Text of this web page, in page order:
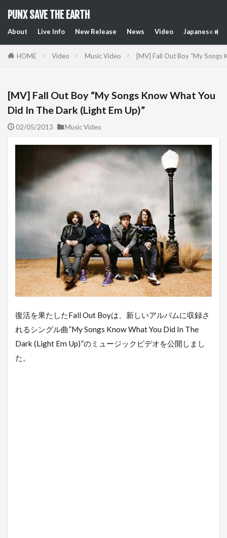
PUNX SAVE THE EARTH
About Live Info New Release News Video Japanese
HOME Video Music Video [MV] Fall Out Boy “My Songs
[MV] Fall Out Boy “My Songs Know What You
Did In The Dark (Light Em Up)”
02/05/2013 Music Video
復活を果たしたFall Out Boyは、新しいアルバムに収録さ
れるシングル曲”My Songs Know What You Did In The
Dark (Light Em Up)”のミュージックビデオを公開しまし
た。